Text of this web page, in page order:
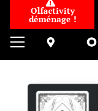
Olfactivity
déménage !